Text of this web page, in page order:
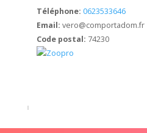
Téléphone: 0623533646
Email: vero@comportadom.fr
Code postal: 74230